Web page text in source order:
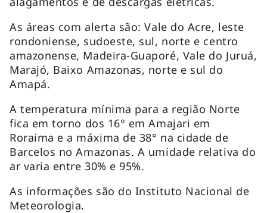
As áreas com alerta são: Vale do Acre, leste
rondoniense, sudoeste, sul, norte e centro
amazonense, Madeira-Guaporé, Vale do Juruá,
Marajó, Baixo Amazonas, norte e sul do
Amapá.
A temperatura mínima para a região Norte
fica em torno dos 16° em Amajari em
Roraima e a máxima de 38° na cidade de
Barcelos no Amazonas. A umidade relativa do
ar varia entre 30% e 95%.
As informações são do Instituto Nacional de
Meteorologia.